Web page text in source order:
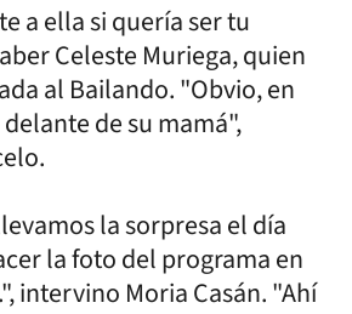
a ella si quería ser tu
Celeste Muriega, quien
al Bailando. "Obvio, en
delante de su mamá",
la sorpresa el día
la foto del programa en
intervino Moria Casán. "Ahí